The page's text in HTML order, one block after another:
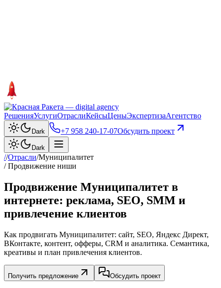
РешенияУслугиОтраслиКейсыЦеныЭкспертизаАгентство
Dark +7 958 240‑17‑07Обсудить проект
Dark
//Отрасли/Муниципалитет
/ Продвижение ниши
Продвижение Муниципалитет в
интернете: реклама, SEO, SMM и
привлечение клиентов
Как продвигать Муниципалитет: сайт, SEO, Яндекс Директ,
ВКонтакте, контент, офферы, CRM и аналитика. Семантика,
креативы и план привлечения клиентов.
Получить предложение Обсудить проект